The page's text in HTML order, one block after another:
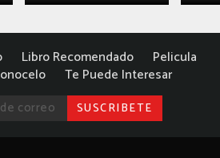
Libro Recomendado
Pelicula
Te Puede Interesar